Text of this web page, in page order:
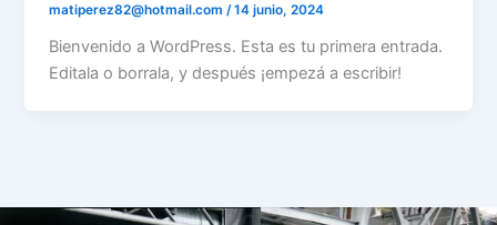
matiperez82@hotmail.com/14 junio, 2024
Bienvenido a WordPress. Esta es tu primera entrada.
Editala o borrala, y después ¡empezá a escribir!